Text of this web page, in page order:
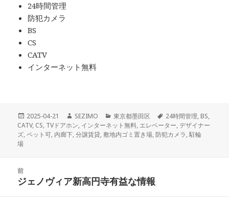
24時間管理
防犯カメラ
BS
CS
CATV
インターネット無料
投
稿
日:
2025-04-21
作
成
者
SEZIMO
カ
テ
ゴ
東京都墨田区
タ
グ
24時間管理, BS,
CATV, CS, TVドアホン, インターネット無料, エレベーター,デザイナー
ズ,ペット可, 内廊下,分譲賃貸, 敷地内ゴミ置き場,防犯カメラ,駐輪
場
前
前
ジェノヴィア新高円寺有益な情報